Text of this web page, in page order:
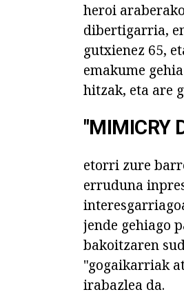
heroi
dibertigarria,
gutxienez 65,
emakume
hitzak, eta are
"MIMICRY
etorri zure
erruduna
jende gehiago
bakoitzaren
"gogaikarriak
irabazlea da.